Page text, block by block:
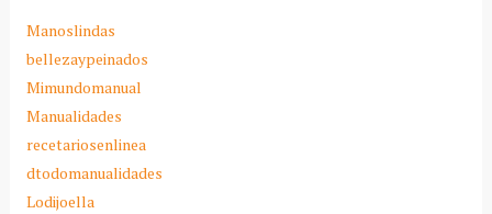
Manoslindas
bellezaypeinados
Mimundomanual
Manualidades
recetariosenlinea
dtodomanualidades
Lodijoella